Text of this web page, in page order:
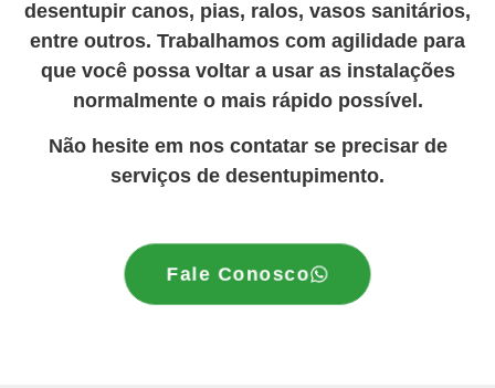
desentupir canos, pias, ralos, vasos sanitários,
entre outros. Trabalhamos com agilidade para
que você possa voltar a usar as instalações
normalmente o mais rápido possível.
Não hesite em nos contatar se precisar de
serviços de desentupimento.
Fale Conosco